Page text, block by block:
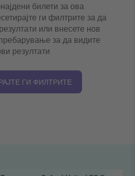
билети за ова
ги филтрите за да
или внесете нов
за да видите
резултати
ГИ ФИЛТРИТЕ